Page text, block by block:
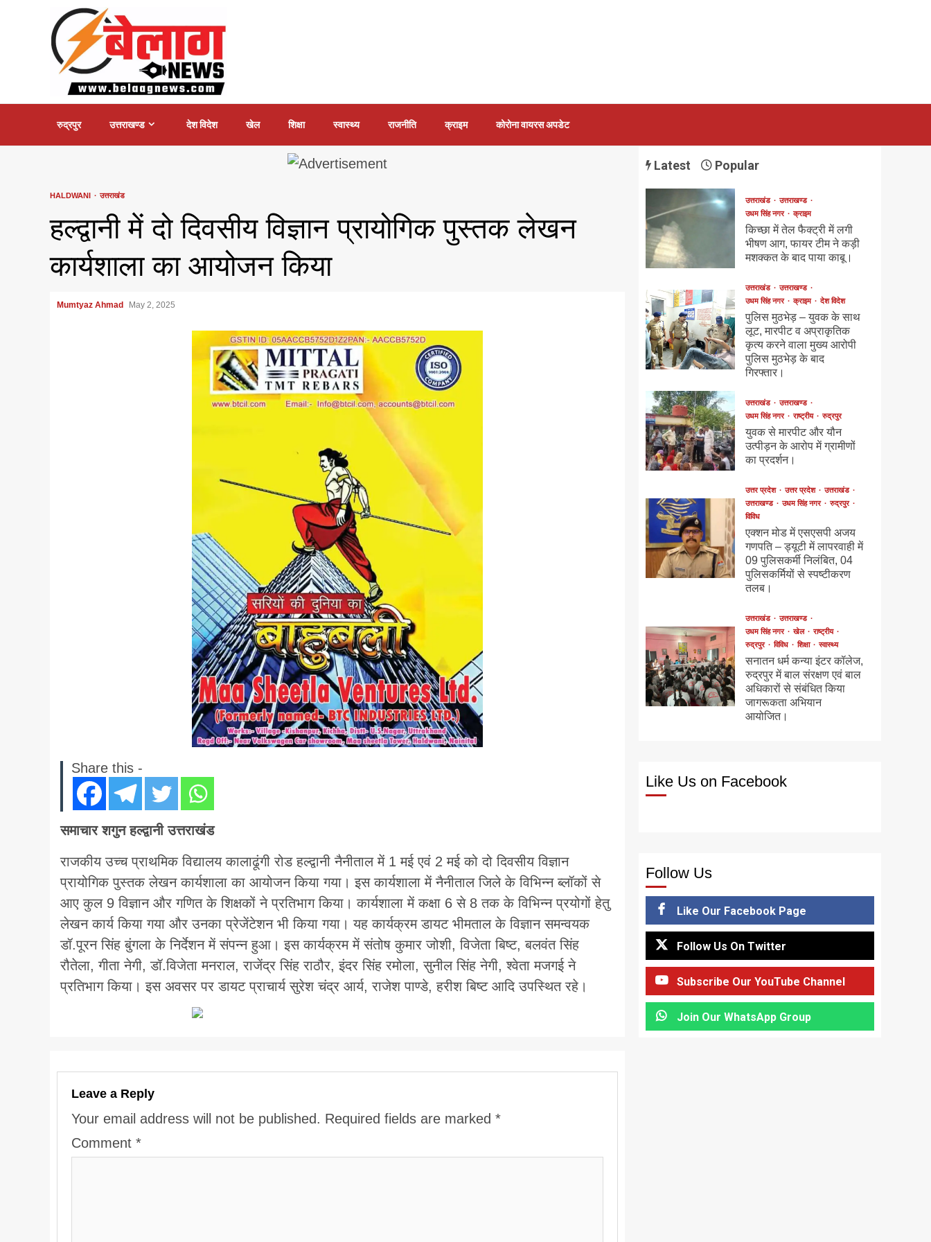
रुद्रपुर उत्तराखण्ड देश विदेश खेल शिक्षा स्वास्थ्य राजनीति क्राइम कोरोना वायरस अपडेट
HALDWANI उत्तराखंड
हल्द्वानी में दो दिवसीय विज्ञान प्रायोगिक पुस्तक लेखन
कार्यशाला का आयोजन किया
Mumtyaz Ahmad May 2, 2025
Share this -
समाचार शगुन हल्द्वानी उत्तराखंड
राजकीय उच्च प्राथमिक विद्यालय कालाढूंगी रोड हल्द्वानी नैनीताल में 1 मई एवं 2 मई को दो दिवसीय विज्ञान
प्रायोगिक पुस्तक लेखन कार्यशाला का आयोजन किया गया। इस कार्यशाला में नैनीताल जिले के विभिन्न ब्लॉकों से
आए कुल 9 विज्ञान और गणित के शिक्षकों ने प्रतिभाग किया। कार्यशाला में कक्षा 6 से 8 तक के विभिन्न प्रयोगों हेतु
लेखन कार्य किया गया और उनका प्रेजेंटेशन भी किया गया। यह कार्यक्रम डायट भीमताल के विज्ञान समन्वयक
डॉ.पूरन सिंह बुंगला के निर्देशन में संपन्न हुआ। इस कार्यक्रम में संतोष कुमार जोशी, विजेता बिष्ट, बलवंत सिंह
रौतेला, गीता नेगी, डॉ.विजेता मनराल, राजेंद्र सिंह राठौर, इंदर सिंह रमोला, सुनील सिंह नेगी, श्वेता मजगई ने
प्रतिभाग किया। इस अवसर पर डायट प्राचार्य सुरेश चंद्र आर्य, राजेश पाण्डे, हरीश बिष्ट आदि उपस्थित रहे।
Leave a Reply
Your email address will not be published. Required fields are marked *
Comment *
Latest Popular
उत्तराखंड
उत्तराखण्ड
उधम सिंह नगर
क्राइम
किच्छा में तेल फैक्ट्री में लगी
भीषण आग, फायर टीम ने कड़ी
मशक्कत के बाद पाया काबू।
उत्तराखंड
उत्तराखण्ड
उधम सिंह नगर
क्राइम देश विदेश
पुलिस मुठभेड़ – युवक के साथ
लूट, मारपीट व अप्राकृतिक
कृत्य करने वाला मुख्य आरोपी
पुलिस मुठभेड़ के बाद
गिरफ्तार।
उत्तराखंड
उत्तराखण्ड
उधम सिंह नगर
राष्ट्रीय रुद्रपुर
युवक से मारपीट और यौन
उत्पीड़न के आरोप में ग्रामीणों
का प्रदर्शन।
उत्तर प्रदेश उत्तर प्रदेश
उत्तराखंड
उत्तराखण्ड
उधम सिंह नगर
रुद्रपुर
विविध
एक्शन मोड में एसएसपी अजय
गणपति – ड्यूटी में लापरवाही में
09 पुलिसकर्मी निलंबित, 04
पुलिसकर्मियों से स्पष्टीकरण
तलब।
उत्तराखंड
उत्तराखण्ड
उधम सिंह नगर
खेल
राष्ट्रीय
रुद्रपुर
विविध शिक्षा स्वास्थ्य
सनातन धर्म कन्या इंटर कॉलेज,
रुद्रपुर में बाल संरक्षण एवं बाल
अधिकारों से संबंधित किया
जागरूकता अभियान
आयोजित।
Like Us on Facebook
Follow Us
Like Our Facebook Page
Follow Us On Twitter
Subscribe Our YouTube Channel
Join Our WhatsApp Group